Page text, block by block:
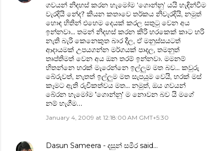
ගවයන් නිදහස් කරන හැමෝම ‘ගොන්නු’ යයි හැඳින්වීම
වැරදියි නේද? කියන කතාවෙ තර්කය නිවැරදියි, නමුත්
හොඳ හිතින් එහෙම දෙයක් කරල සතුටු වෙන අය
ඉන්නවා... තමන් නිදහස් කරන කිරි හරකෙක් කාට හරි
නැති බැරි කෙනෙකුත බාර දීල, ඒ මනුස්සයටත්
ආදායමක් උපයගන්න මර්ගයක් පාදල, තමනුත්
තෘප්තිමත් වෙන අය ඔන තරම් ඉන්නවා. මමනම්
හිතන්නෙ හරක් මැරෙන්නෙ ඉල්ලුම මත බව... කවුරු
බේරුවත්, නැතත් ඉල්ලුම මත සැපයුම වෙයි, හරක් මස්
කෑමට ඇති රුචිකත්වය මත... නමුත්, ඔය ගවයන්
බේරන හැමෝම 'ගොන්නු' ම නොවන බව යි මගේ
නම් හැගීම…
January 4, 2009 at 12:18:00 AM GMT+5:30
Dasun Sameera - දසුන් සමීර said…